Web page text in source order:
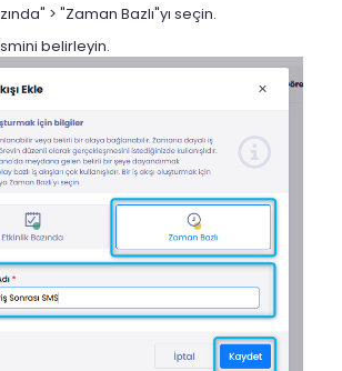
> "Zaman Bazlı"yı seçin.
ismini belirleyin.